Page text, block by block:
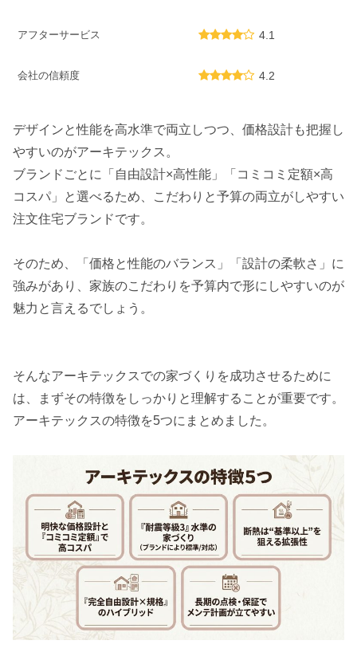
アフターサービス 4.1
会社の信頼度 4.2
デザインと性能を高水準で両立しつつ、価格設計も把握し
やすいのがアーキテックス。
ブランドごとに「自由設計×高性能」「コミコミ定額×高
コスパ」と選べるため、こだわりと予算の両立がしやすい
注文住宅ブランドです。
そのため、「価格と性能のバランス」「設計の柔軟さ」に
強みがあり、家族のこだわりを予算内で形にしやすいのが
魅力と言えるでしょう。
そんなアーキテックスでの家づくりを成功させるために
は、まずその特徴をしっかりと理解することが重要です。
アーキテックスの特徴を5つにまとめました。